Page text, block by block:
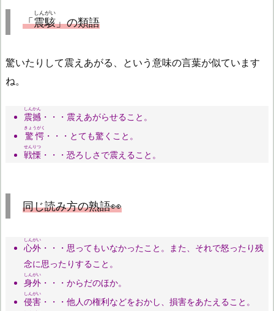
「震駭
しんがい
」の類語
驚いたりして震えあがる、という意味の言葉が似ています
ね。
震撼
しんかん
・・・震えあがらせること。
驚愕
きょうがく
・・・とても驚くこと。
戦慄
せんりつ
・・・恐ろしさで震えること。
同じ読み方の熟語👀
心外
しんがい
・・・思ってもいなかったこと。また、それで怒ったり残
念に思ったりすること。
身外
しんがい
・・・からだのほか。
侵害
しんがい
・・・他人の権利などをおかし、損害をあたえること。